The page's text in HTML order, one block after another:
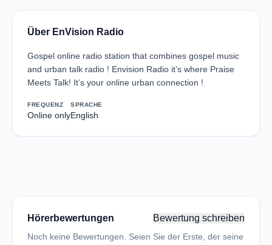
Über EnVision Radio
Gospel online radio station that combines gospel music
and urban talk radio ! Envision Radio it’s where Praise
Meets Talk! It’s your online urban connection !
FREQUENZ
Online only
SPRACHE
English
Hörerbewertungen Bewertung schreiben
Noch keine Bewertungen. Seien Sie der Erste, der seine